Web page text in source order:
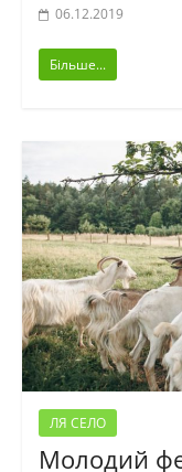
06.12.2019
Більше...
ЛЯ СЕЛО
Молодий